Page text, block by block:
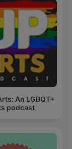
An LGBQT+
podcast